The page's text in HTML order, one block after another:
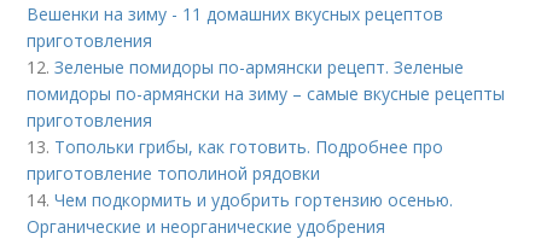
Вешенки на зиму - 11 домашних вкусных рецептов
приготовления
12.Зеленые помидоры по-армянски рецепт. Зеленые
помидоры по-армянски на зиму – самые вкусные рецепты
приготовления
13. Топольки грибы, как готовить. Подробнее про
приготовление тополиной рядовки
14.Чем подкормить и удобрить гортензию осенью.
Органические и неорганические удобрения